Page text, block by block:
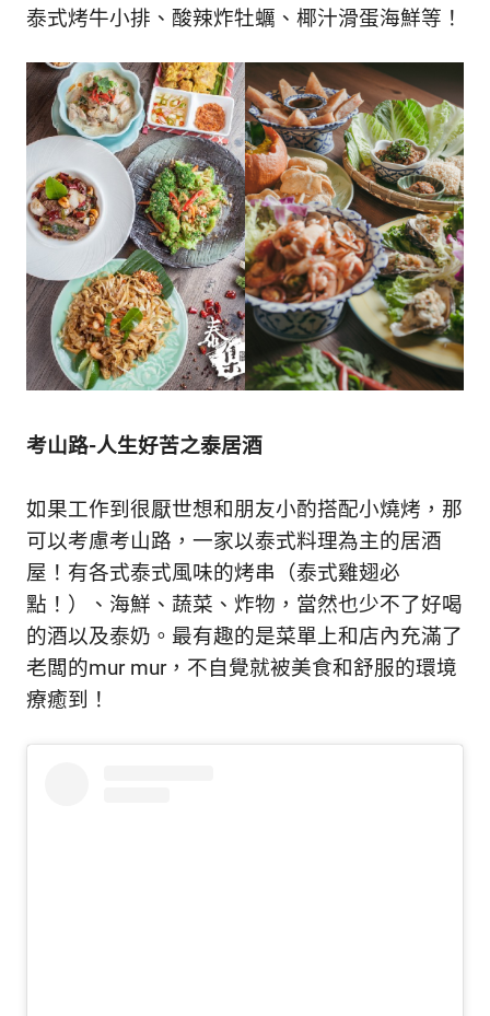
泰式烤牛小排、酸辣炸牡蠣、椰汁滑蛋海鮮等！
考山路-人生好苦之泰居酒
如果工作到很厭世想和朋友小酌搭配小燒烤，那
可以考慮考山路，一家以泰式料理為主的居酒
屋！有各式泰式風味的烤串（泰式雞翅必
點！）、海鮮、蔬菜、炸物，當然也少不了好喝
的酒以及泰奶。最有趣的是菜單上和店內充滿了
老闆的mur mur，不自覺就被美食和舒服的環境
療癒到！